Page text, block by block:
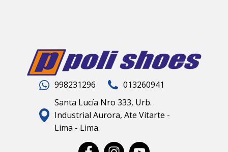
998231296
013260941
Santa Lucía Nro 333, Urb.
Industrial Aurora, Ate Vitarte -
Lima - Lima.